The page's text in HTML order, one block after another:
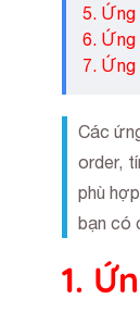
5. Ứng
6. Ứng
7. Ứng
Các
order,
phù
bạn có
1.